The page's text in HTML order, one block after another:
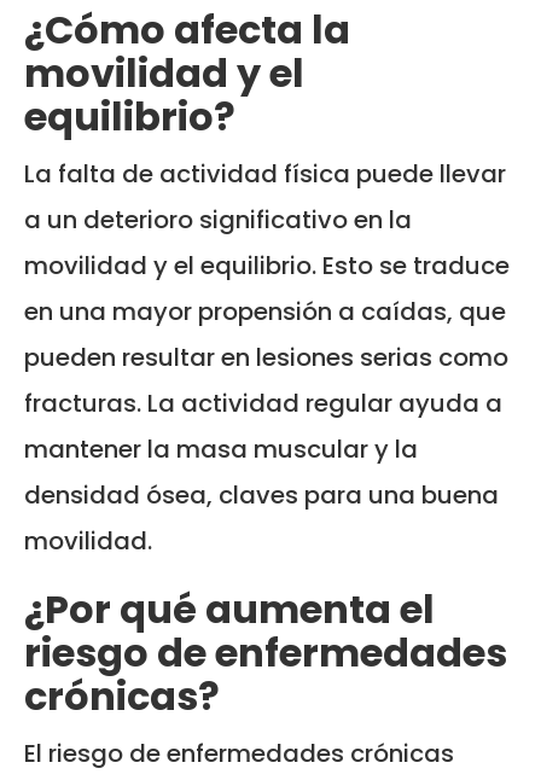
¿Cómo afecta la
movilidad y el
equilibrio?
La falta de actividad física puede llevar
a un deterioro significativo en la
movilidad y el equilibrio. Esto se traduce
en una mayor propensión a caídas, que
pueden resultar en lesiones serias como
fracturas. La actividad regular ayuda a
mantener la masa muscular y la
densidad ósea, claves para una buena
movilidad.
¿Por qué aumenta el
riesgo de enfermedades
crónicas?
El riesgo de enfermedades crónicas